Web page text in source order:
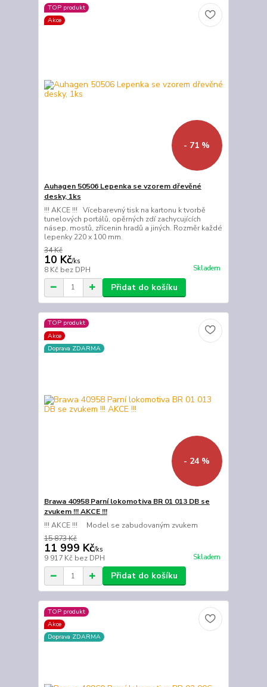
TOP produkt
Akce
- 71 %
Auhagen 50506 Lepenka se vzorem dřevěné
desky, 1ks
!!! AKCE !!! Vícebarevný tisk na kartonu k tvorbě
tunelových portálů, opěrných zdí zachycujících
násep, mostů, zřícenin hradů a jiných. Rozměr každé
lepenky 220 x 100 mm.
34 Kč
10 Kč/ks
8 Kč bez DPH Skladem
Přidat do košíku
TOP produkt
Akce
Doprava ZDARMA
- 24 %
Brawa 40958 Parní lokomotiva BR 01 013 DB se
zvukem !!! AKCE !!!
!!! AKCE !!! Model se zabudovaným zvukem
15 873 Kč
11 999 Kč/ks
9 917 Kč bez DPH Skladem
Přidat do košíku
TOP produkt
Akce
Doprava ZDARMA